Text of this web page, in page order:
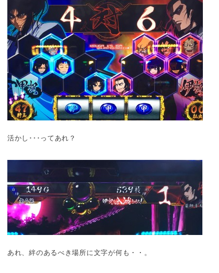
活かし･･･ってあれ？
あれ、絆のあるべき場所に文字が何も・・。